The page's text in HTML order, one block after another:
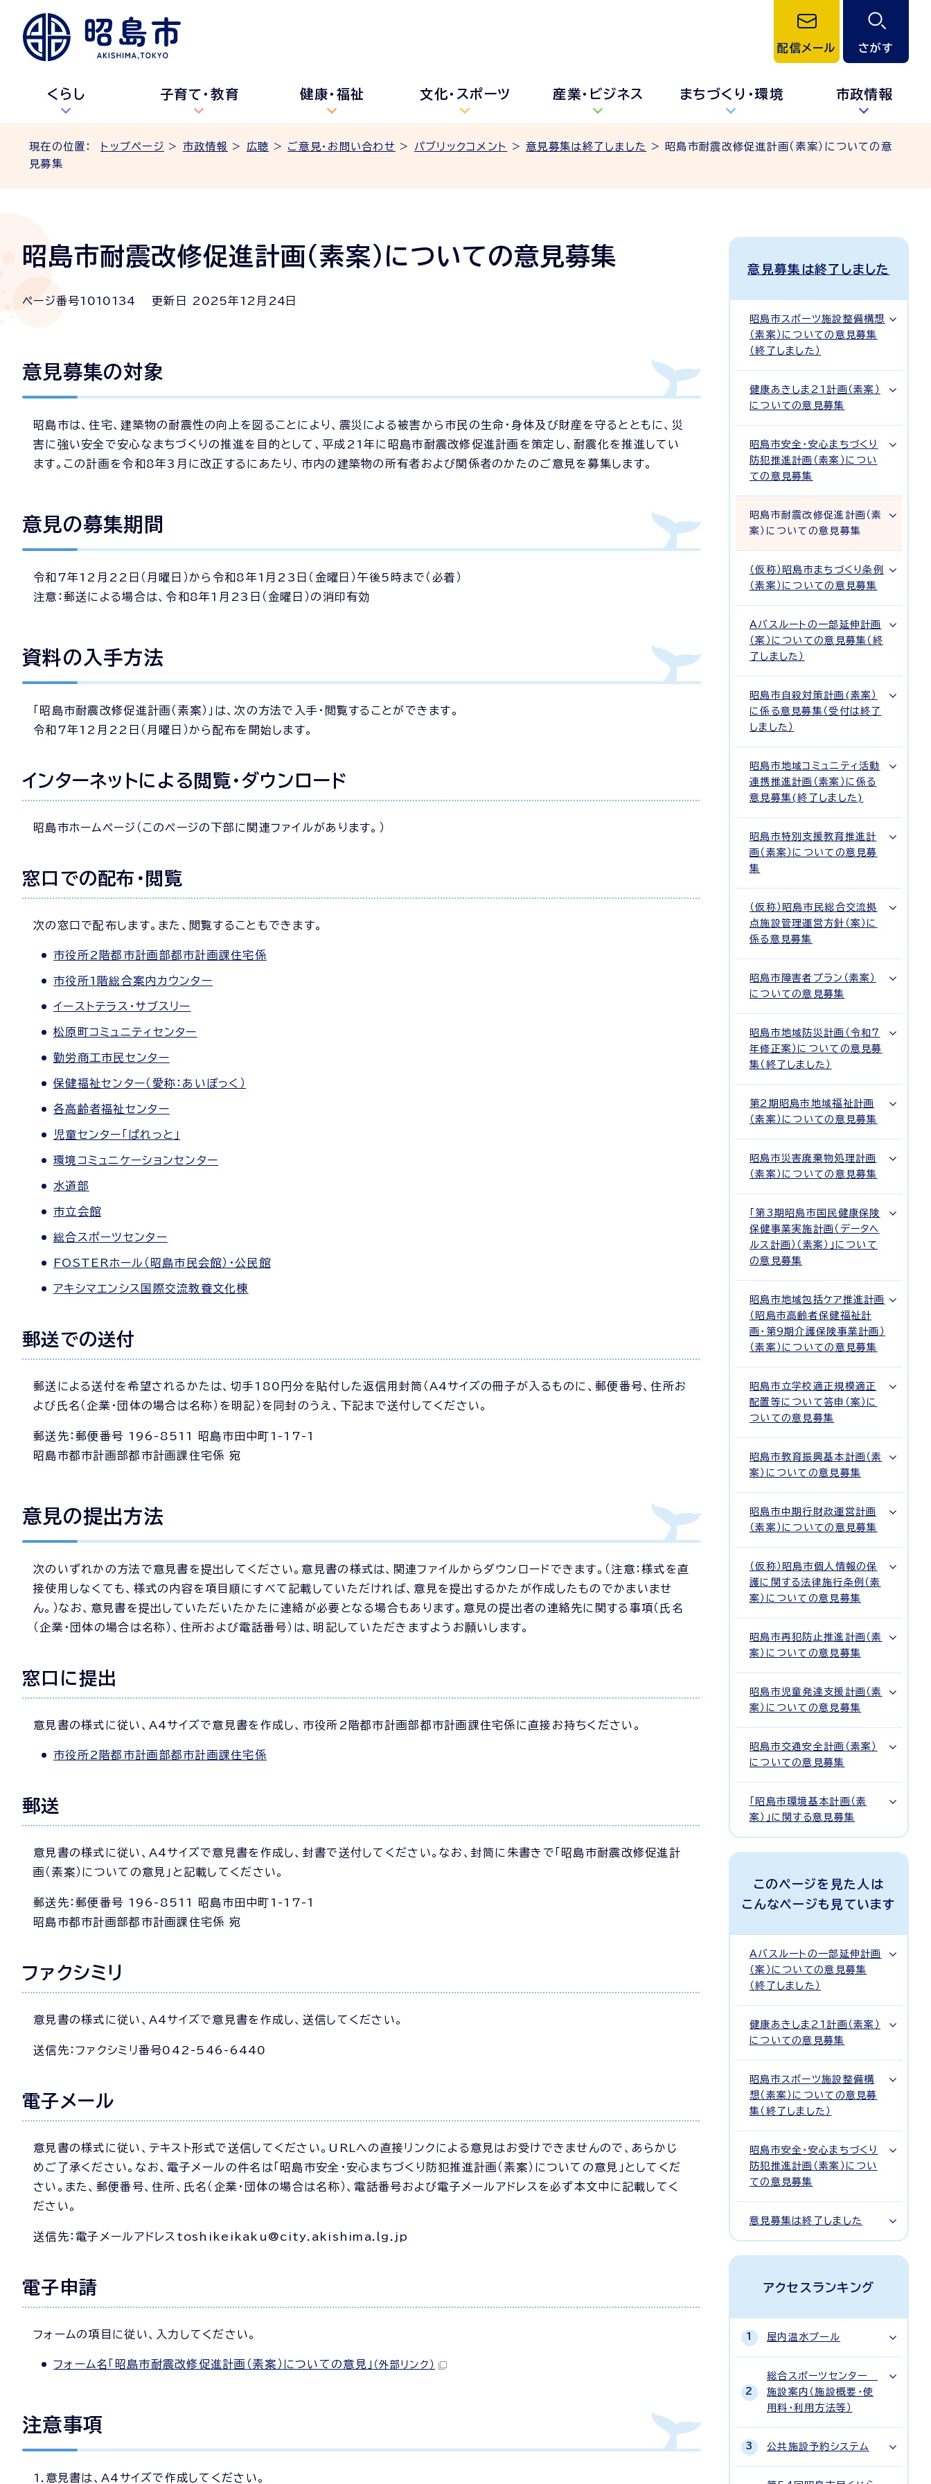
配信メール さがす
くらし 子育て・教育 健康・福祉 文化・スポーツ 産業・ビジネス まちづくり・環境 市政情報
現在の位置： トップページ > 市政情報 > 広聴 > ご意見・お問い合わせ > パブリックコメント >意見募集は終了しました
> 昭島市耐震改修促進計画（素案）についての意
見募集
昭島市耐震改修促進計画（素案）についての意見募集
ページ番号1010134 更新日 2025年12 月 24 日
意見募集の対象
昭島市は、住宅、建築物の耐震性の向上を図ることにより、震災による被害から市民の生命・身体及び財産を守るとともに、災
害に強い安全で安心なまちづくりの推進を目的として、平成21年に昭島市耐震改修促進計画を策定し、耐震化を推進してい
ます。この計画を令和8年3月に改正するにあたり、市内の建築物の所有者および関係者のかたのご意見を募集します。
意見の募集期間
令和7年12月22日（月曜日）から令和8年1月23日（金曜日）午後5時まで（必着）
注意：郵送による場合は、令和8年1月23日（金曜日）の消印有効
資料の入手方法
「昭島市耐震改修促進計画（素案）」は、次の方法で入手・閲覧することができます。
令和7年12月22日（月曜日）から配布を開始します。
インターネットによる閲覧・ダウンロード
昭島市ホームページ（このページの下部に関連ファイルがあります。）
窓口での配布・閲覧
次の窓口で配布します。また、閲覧することもできます。
市役所2階都市計画部都市計画課住宅係
市役所1階総合案内カウンター
イーストテラス・サブスリー
松原町コミュニティセンター
勤労商工市民センター
保健福祉センター（愛称：あいぽっく）
各高齢者福祉センター
児童センター「ぱれっと」
環境コミュニケーションセンター
水道部
市立会館
総合スポーツセンター
FOSTERホール（昭島市民会館）・公民館
アキシマエンシス国際交流教養文化棟
郵送での送付
郵送による送付を希望されるかたは、切手180円分を貼付した返信用封筒（A4サイズの冊子が入るものに、郵便番号、住所お
よび氏名（企業・団体の場合は名称）を明記）を同封のうえ、下記まで送付してください。
郵送先：郵便番号 196-8511 昭島市田中町1-17-1
昭島市都市計画部都市計画課住宅係 宛
意見の提出方法
次のいずれかの方法で意見書を提出してください。意見書の様式は、関連ファイルからダウンロードできます。（注意：様式を直
接使用しなくても、様式の内容を項目順にすべて記載していただければ、意見を提出するかたが作成したものでかまいませ
ん。）なお、意見書を提出していただいたかたに連絡が必要となる場合もあります。意見の提出者の連絡先に関する事項（氏名
（企業・団体の場合は名称）、住所および電話番号）は、明記していただきますようお願いします。
窓口に提出
意見書の様式に従い、A4サイズで意見書を作成し、市役所2階都市計画部都市計画課住宅係に直接お持ちください。
市役所2階都市計画部都市計画課住宅係
郵送
意見書の様式に従い、A4サイズで意見書を作成し、封書で送付してください。なお、封筒に朱書きで「昭島市耐震改修促進計
画（素案）についての意見」と記載してください。
郵送先：郵便番号 196-8511 昭島市田中町1-17-1
昭島市都市計画部都市計画課住宅係 宛
ファクシミリ
意見書の様式に従い、A4サイズで意見書を作成し、送信してください。
送信先：ファクシミリ番号042-546-6440
電子メール
意見書の様式に従い、テキスト形式で送信してください。URLへの直接リンクによる意見はお受けできませんので、あらかじ
めご了承ください。なお、電子メールの件名は「昭島市安全・安心まちづくり防犯推進計画（素案）についての意見」としてくだ
さい。また、郵便番号、住所、氏名（企業・団体の場合は名称）、電話番号および電子メールアドレスを必ず本文中に記載してく
ださい。
送信先：電子メールアドレスtoshikeikaku@city.akishima.lg.jp
電子申請
フォームの項目に従い、入力してください。
フォーム名「昭島市耐震改修促進計画（素案）についての意見」 （外部リンク）
注意事項
1.意見書は、A4サイズで作成してください。
意見募集は終了しました
昭島市スポーツ施設整備構想
（素案）についての意見募集
（終了しました）
健康あきしま21計画（素案）
についての意見募集
昭島市安全・安心まちづくり
防犯推進計画（素案）につい
ての意見募集
昭島市耐震改修促進計画（素
案）についての意見募集
（仮称）昭島市まちづくり条例
（素案）についての意見募集
Aバスルートの一部延伸計画
（案）についての意見募集（終
了しました）
昭島市自殺対策計画(素案）
に係る意見募集（受付は終了
しました）
昭島市地域コミュニティ活動
連携推進計画（素案）に係る
意見募集(終了しました)
昭島市特別支援教育推進計
画（素案）についての意見募
集
（仮称）昭島市民総合交流拠
点施設管理運営方針（案）に
係る意見募集
昭島市障害者プラン（素案）
についての意見募集
昭島市地域防災計画（令和7
年修正案）についての意見募
集（終了しました）
第2期昭島市地域福祉計画
（素案）についての意見募集
昭島市災害廃棄物処理計画
（素案）についての意見募集
「第3期昭島市国民健康保険
保健事業実施計画（データヘ
ルス計画）（素案）」について
の意見募集
昭島市地域包括ケア推進計画
（昭島市高齢者保健福祉計
画・第9期介護保険事業計画）
（素案）についての意見募集
昭島市立学校適正規模適正
配置等について答申（案）に
ついての意見募集
昭島市教育振興基本計画（素
案）についての意見募集
昭島市中期行財政運営計画
（素案）についての意見募集
（仮称）昭島市個人情報の保
護に関する法律施行条例（素
案）についての意見募集
昭島市再犯防止推進計画（素
案）についての意見募集
昭島市児童発達支援計画（素
案）についての意見募集
昭島市交通安全計画（素案）
についての意見募集
「昭島市環境基本計画（素
案）」に関する意見募集
このページを見た人は
こんなページも見ています
Aバスルートの一部延伸計画
（案）についての意見募集
（終了しました）
健康あきしま21計画（素案）
についての意見募集
昭島市スポーツ施設整備構
想（素案）についての意見募
集（終了しました）
昭島市安全・安心まちづくり
防犯推進計画（素案）につい
ての意見募集
意見募集は終了しました
アクセスランキング
屋内温水プール
総合スポーツセンター
施設案内（施設概要・使
用料・利用方法等）
公共施設予約システム